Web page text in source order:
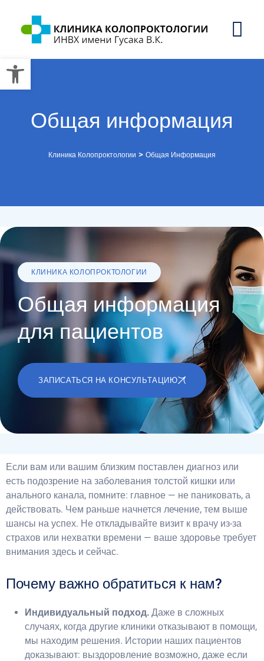
Общая информация
Клиника Колопроктологии > Общая Информация
КЛИНИКА КОЛОПРОКТОЛОГИИ
Общая информация
для пациентов
ЗАПИСАТЬСЯ НА КОНСУЛЬТАЦИЮ
Если вам или вашим близким поставлен диагноз или
есть подозрение на заболевания толстой кишки или
анального канала, помните: главное — не паниковать, а
действовать. Чем раньше начнется лечение, тем выше
шансы на успех. Не откладывайте визит к врачу из-за
страхов или нехватки времени — ваше здоровье требует
внимания здесь и сейчас.
Почему важно обратиться к нам?
Индивидуальный подход. Даже в сложных
случаях, когда другие клиники отказывают в помощи,
мы находим решения. Истории наших пациентов
доказывают: выздоровление возможно, даже если
Открыть панель